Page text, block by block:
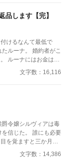
品します【完】
けるなんて最低で
黄金と同価値と言わ
も愛を選びたいと言
てあげた婚約者を返
文字数：16,116
を覚ますと三か月前
文字数：14,386